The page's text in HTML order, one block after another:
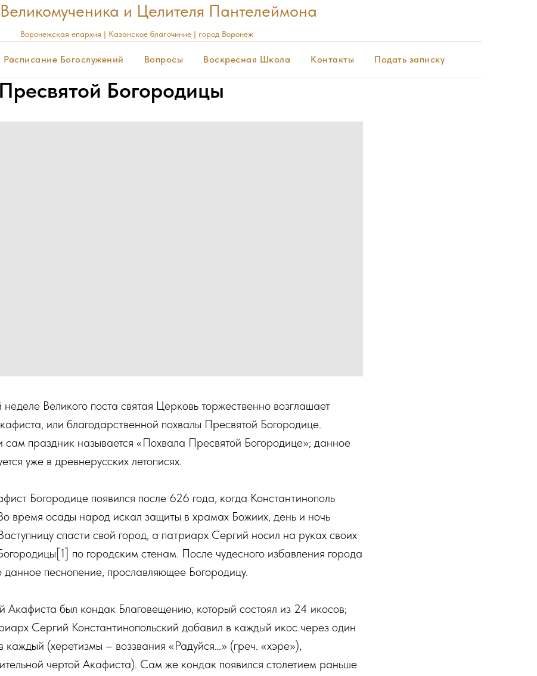
и Целителя Пантелеймона
Воронежская епархия | Казанское благочиние | город Воронеж
Расписание Богослужений Вопросы Воскресная Школа Контакты Подать записку
Богородицы
неделе Великого поста святая Церковь торжественно возглашает
или благодарственной похвалы Пресвятой Богородице.
сам праздник называется «Похвала Пресвятой Богородице»; данное
уже в древнерусских летописях.
Богородице появился после 626 года, когда Константинополь
время осады народ искал защиты в храмах Божиих, день и ночь
спасти свой город, а патриарх Сергий носил на руках своих
по городским стенам. После чудесного избавления города
данное песнопение, прославляющее Богородицу.
Акафиста был кондак Благовещению, который состоял из 24 икосов;
Сергий Константинопольский добавил в каждый икос через один
каждый (херетизмы – воззвания «Радуйся…» (греч. «хэре»),
чертой Акафиста). Сам же кондак появился столетием раньше